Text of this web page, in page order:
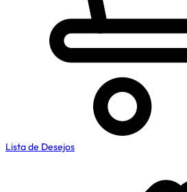
Lista de Desejos